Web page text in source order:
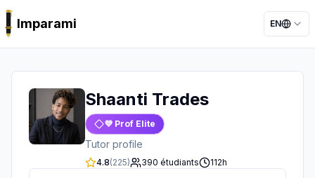
Imparami EN
Shaanti Trades
💜 Prof Elite
Tutor profile
4.8(225) 390 étudiants 112h